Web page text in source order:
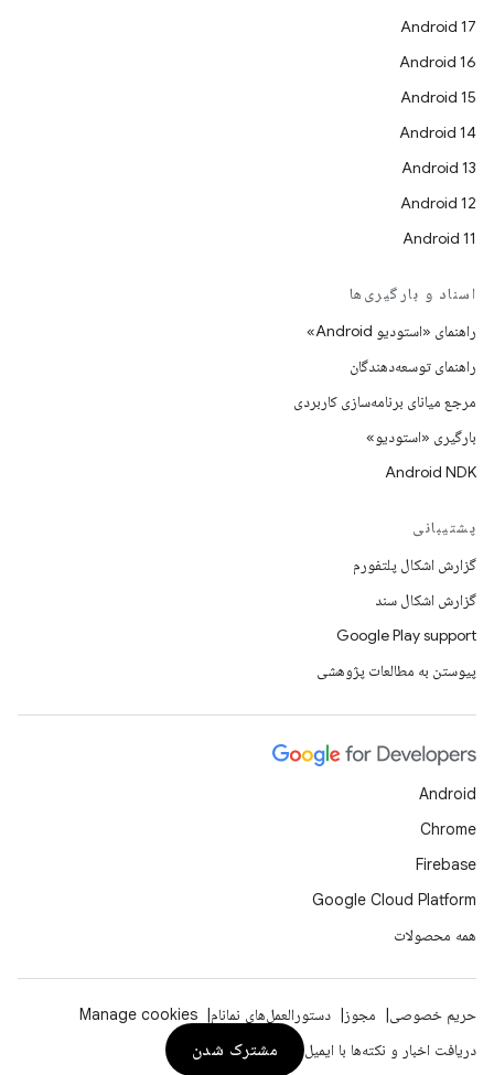
Android 17
Android 16
Android 15
Android 14
Android 13
Android 12
Android 11
اسناد و بارگیری‌ها
راهنمای «استودیو Android»
راهنمای توسعه‌دهندگان
مرجع میانای برنامه‌سازی کاربردی
بارگیری «استودیو»
Android NDK
پشتیبانی
گزارش اشکال پلتفورم
گزارش اشکال سند
Google Play support
پیوستن به مطالعات پژوهشی
Android
Chrome
Firebase
Google Cloud Platform
همه محصولات
حریم خصوصی مجوز دستورالعمل‌های نمانام
Manage cookies
دریافت اخبار و نکته‌ها با ایمیل
مشترک شدن